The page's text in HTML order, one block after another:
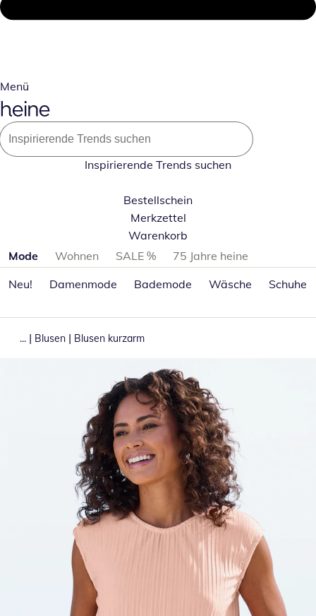
Menü
Inspirierende Trends suchen
Bestellschein
Merkzettel
Warenkorb
Produktkategorien überspringen
Mode Wohnen SALE %
75 Jahre heine
Neu!
Damenmode Bademode Wäsche Schuhe
... | Blusen | Blusen kurzarm